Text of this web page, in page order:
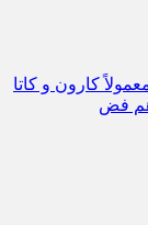
کارون و کاتا
هم فض